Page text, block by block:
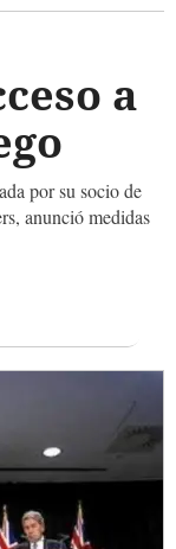
a
por su socio de
anunció medidas